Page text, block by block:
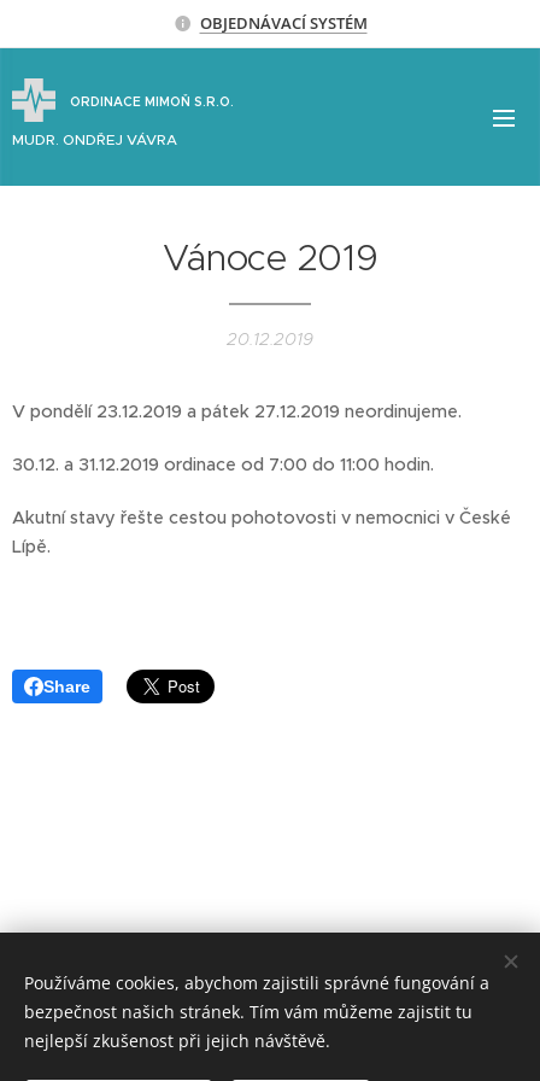
OBJEDNÁVACÍ SYSTÉM
ORDINACE MIMOŇ S.R.O.
MUDR. ONDŘEJ VÁVRA
Vánoce 2019
20.12.2019
V pondělí 23.12.2019 a pátek 27.12.2019 neordinujeme.
30.12. a 31.12.2019 ordinace od 7:00 do 11:00 hodin.
Akutní stavy řešte cestou pohotovosti v nemocnici v České
Lípě.
Share
Používáme cookies, abychom zajistili správné fungování a
bezpečnost našich stránek. Tím vám můžeme zajistit tu
nejlepší zkušenost při jejich návštěvě.